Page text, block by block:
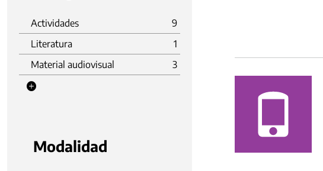
Actividades
9
Literatura
1
Material audiovisual
3
Modalidad